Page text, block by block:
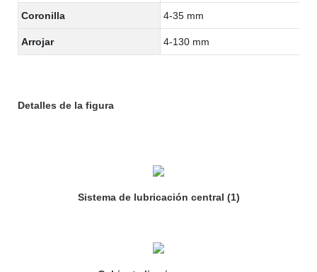
Coronilla 4-35 mm
Arrojar 4-130 mm
Detalles de la figura
Sistema de lubricación central (1)